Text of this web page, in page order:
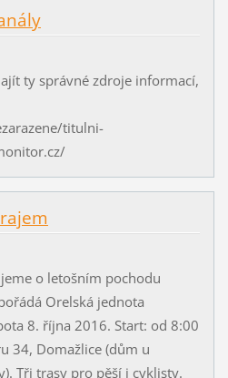
ty správné zdroje informací,
titulni-
o letošním pochodu
Orelská jednota
8. října 2016. Start: od 8:00
34, Domažlice (dům u
Tři trasy pro pěší i cyklisty.